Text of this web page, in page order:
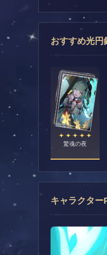
おすすめ光円
驚魂の夜
キャラクター